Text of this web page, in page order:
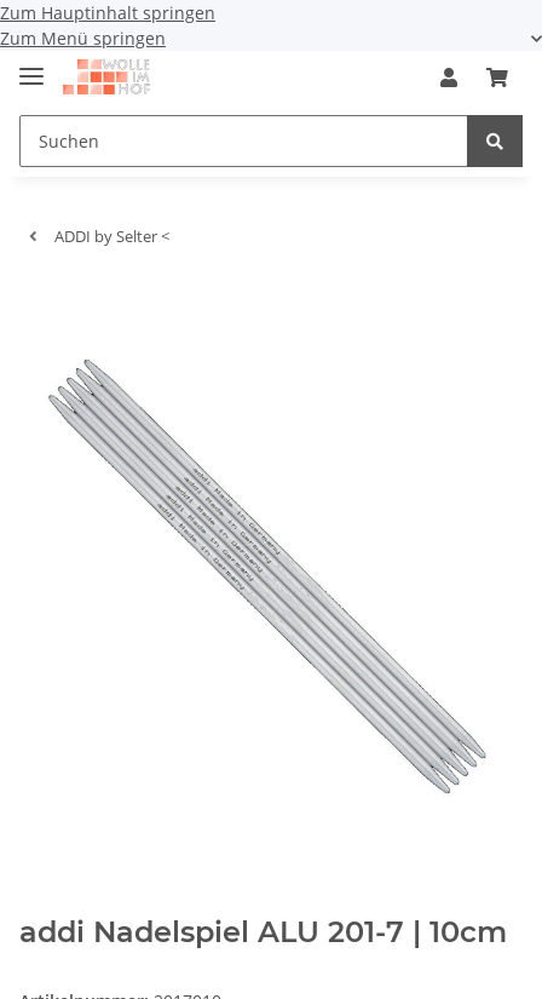
Zum Hauptinhalt springen
Zum Menü springen
ADDI by Selter <
addi Nadelspiel ALU 201-7 | 10cm